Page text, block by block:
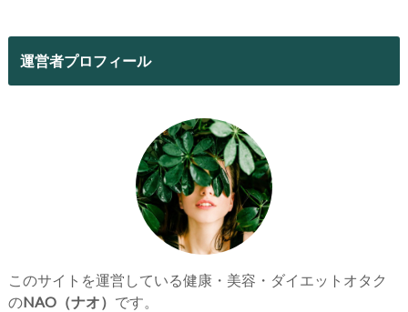
運営者プロフィール
このサイトを運営している健康・美容・ダイエットオタク
のNAO（ナオ） です。